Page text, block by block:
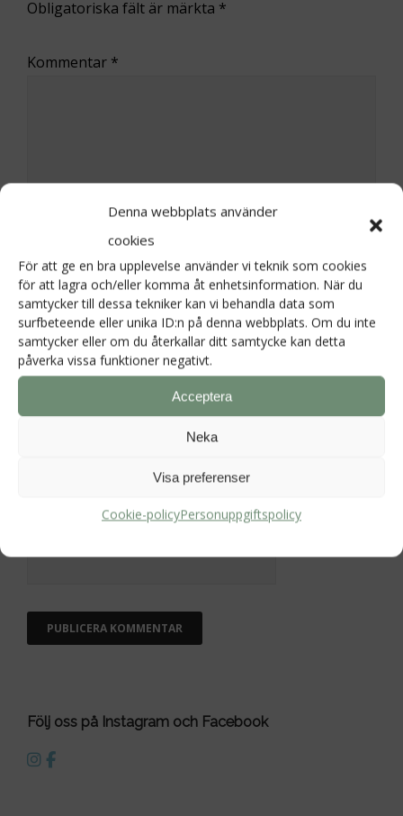
Denna webbplats använder
cookies
För att ge en bra upplevelse använder vi teknik som cookies
för att lagra och/eller komma åt enhetsinformation. När du
samtycker till dessa tekniker kan vi behandla data som
surfbeteende eller unika ID:n på denna webbplats. Om du inte
samtycker eller om du återkallar ditt samtycke kan detta
påverka vissa funktioner negativt.
Acceptera
Neka
Visa preferenser
Cookie-policyPersonuppgiftspolicy
Obligatoriska fält är märkta *
Kommentar *
Namn*
Följ oss på Instagram och Facebook